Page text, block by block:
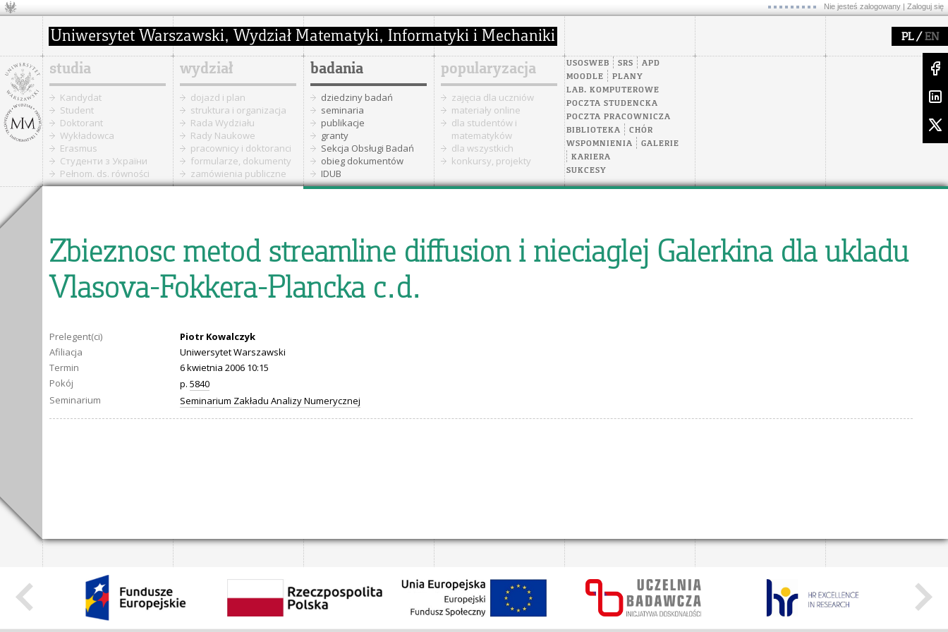
Nie jesteś zalogowany | Zaloguj się
PL/ EN
studia
Kandydat
Student
Doktorant
Wykładowca
Erasmus
Cтуденти з України
Pełnom. ds. równości
wydział
dojazd i plan
struktura i organizacja
Rada Wydziału
Rady Naukowe
pracownicy i doktoranci
formularze, dokumenty
zamówienia publiczne
badania
dziedziny badań
seminaria
publikacje
granty
Sekcja Obsługi Badań
obieg dokumentów
IDUB
popularyzacja
zajęcia dla uczniów
materiały online
dla studentów i
matematyków
dla wszystkich
konkursy, projekty
USOSWEB SRS
APD
MOODLE
PLANY
LAB. KOMPUTEROWE
POCZTA STUDENCKA
POCZTA PRACOWNICZA
BIBLIOTEKA
CHÓR
WSPOMNIENIA
GALERIE
KARIERA
SUKCESY
Zbieznosc metod streamline diffusion i nieciaglej Galerkina dla ukladu
Vlasova-Fokkera-Plancka c.d.
Prelegent(ci)
Piotr Kowalczyk
Afiliacja
Uniwersytet Warszawski
Termin
6 kwietnia 2006 10:15
Pokój
p. 5840
Seminarium
Seminarium Zakładu Analizy Numerycznej